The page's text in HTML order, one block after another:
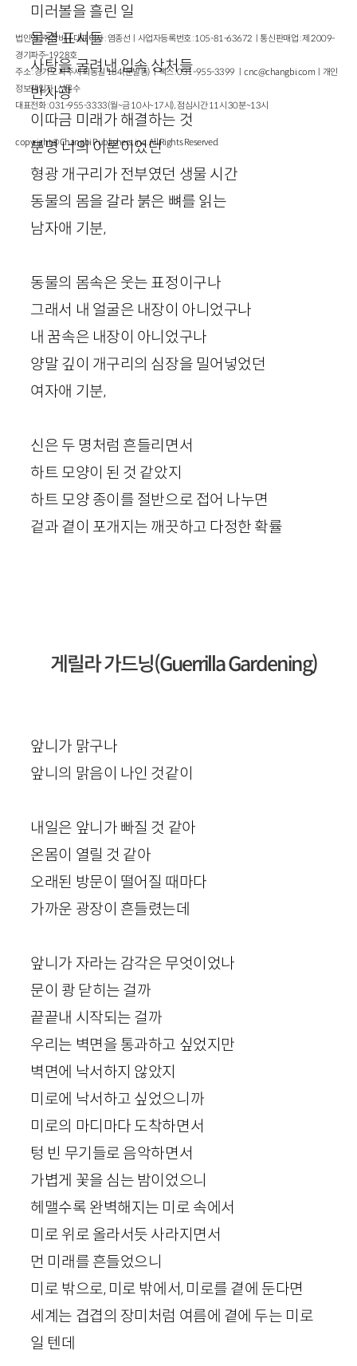
미러볼을 흘린 일
물결 표시들
사탕을 굴려낸 입속 상처들
반사광
이따금 미래가 해결하는 것
분명 너의 이론이었던
형광 개구리가 전부였던 생물 시간
동물의 몸을 갈라 붉은 뼈를 읽는
남자애 기분,
동물의 몸속은 웃는 표정이구나
그래서 내 얼굴은 내장이 아니었구나
내 꿈속은 내장이 아니었구나
양말 깊이 개구리의 심장을 밀어넣었던
여자애 기분,
신은 두 명처럼 흔들리면서
하트 모양이 된 것 같았지
하트 모양 종이를 절반으로 접어 나누면
겉과 곁이 포개지는 깨끗하고 다정한 확률
게릴라 가드닝(GuerrillaGardening)
앞니가 맑구나
앞니의 맑음이 나인 것같이
내일은 앞니가 빠질 것 같아
온몸이 열릴 것 같아
오래된 방문이 떨어질 때마다
가까운 광장이 흔들렸는데
앞니가 자라는 감각은 무엇이었나
문이 쾅 닫히는 걸까
끝끝내 시작되는 걸까
우리는 벽면을 통과하고 싶었지만
벽면에 낙서하지 않았지
미로에 낙서하고 싶었으니까
미로의 마디마다 도착하면서
텅 빈 무기들로 음악하면서
가볍게 꽃을 심는 밤이었으니
헤맬수록 완벽해지는 미로 속에서
미로 위로 올라서듯 사라지면서
먼 미래를 흔들었으니
미로 밖으로, 미로 밖에서, 미로를 곁에 둔다면
세계는 겹겹의 장미처럼 여름에 곁에 두는 미로
일 텐데
법인명 : ㈜창비ㅣ대표이사 : 염종선ㅣ사업자등록번호 : 105-81-63672ㅣ통신판매업 : 제 2009-
경기파주-1928호
주소 : 경기도 파주시 회동길 184(문발동)ㅣ팩스 : 031-955-3399 ㅣcnc@changbi.com ㅣ개인
정보책임자 : 신문수
대표전화 : 031-955-3333(월~금 10시~17시), 점심시간 11시 30분~13시
copyright © Changbi Publishers, inc. All Rights Reserved.